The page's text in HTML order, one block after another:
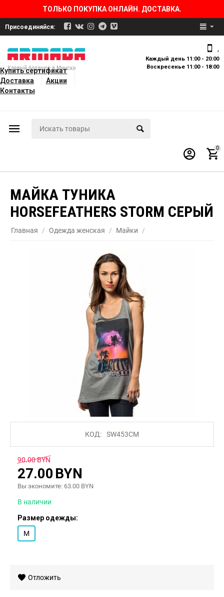
ТОЛЬКО ПОКУПКА ОНЛАЙН. ДОСТАВКА.
Присоединяйся:
Клевый бордшоп в Минске
Купить сертификат
Доставка
Акции
Контакты
,
Каждый день 11:00 - 20:00
Воскресенье 11:00 - 18:00
0
МАЙКА ТУНИКА
HORSEFEATHERS STORM СЕРЫЙ
Главная / Одежда женская / Майки /
КОД: SW453CM
90.00BYN
27.00 BYN
Вы экономите: 63.00 BYN
В наличии
Размер одежды:
M
Отложить